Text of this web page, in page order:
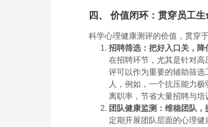
四、 价值闭环：贯穿员工
科学心理健康测评的价值，贯穿于
招聘筛选：把好入口关，降
在招聘环节，尤其是针对
评可以作为重要的辅助筛
人，例如，一个抗压能力
离职率，节省大量招聘与培
团队健康监测：维稳团队，
定期开展团队层面的心理健